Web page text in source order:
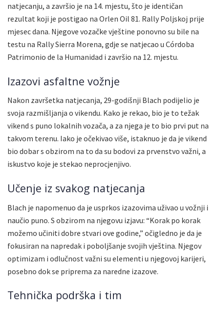
natjecanju, a završio je na 14. mjestu, što je identičan
rezultat koji je postigao na Orlen Oil 81. Rally Poljskoj prije
mjesec dana. Njegove vozačke vještine ponovno su bile na
testu na Rally Sierra Morena, gdje se natjecao u Córdoba
Patrimonio de la Humanidad i završio na 12. mjestu.
Izazovi asfaltne vožnje
Nakon završetka natjecanja, 29-godišnji Blach podijelio je
svoja razmišljanja o vikendu. Kako je rekao, bio je to težak
vikend s puno lokalnih vozača, a za njega je to bio prvi put na
takvom terenu. Iako je očekivao više, istaknuo je da je vikend
bio dobar s obzirom na to da su bodovi za prvenstvo važni, a
iskustvo koje je stekao neprocjenjivo.
Učenje iz svakog natjecanja
Blach je napomenuo da je usprkos izazovima uživao u vožnji i
naučio puno. S obzirom na njegovu izjavu: “Korak po korak
možemo učiniti dobre stvari ove godine,” očigledno je da je
fokusiran na napredak i poboljšanje svojih vještina. Njegov
optimizam i odlučnost važni su elementi u njegovoj karijeri,
posebno dok se priprema za naredne izazove.
Tehnička podrška i tim